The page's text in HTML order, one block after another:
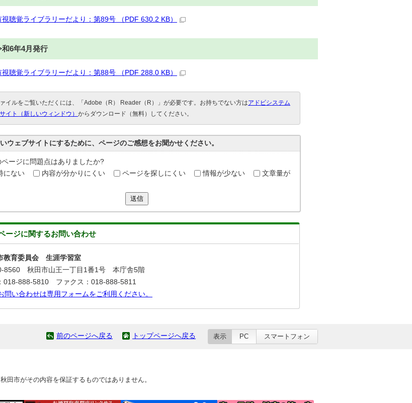
視聴覚ライブラリーだより：第89号 （PDF 630.2 KB）
6年4月発行
視聴覚ライブラリーだより：第88号 （PDF 288.0 KB）
イルをご覧いただくには、「Adobe（R） Reader（R）」が必要です。お持ちでない方はアドビシステム
イト（新しいウィンドウ） からダウンロード（無料）してください。
ウェブサイトにするために、ページのご感想をお聞かせください。
ページに問題点はありましたか?
にない
内容が分かりにくい ページを探しにくい 情報が少ない
文章量が
送信
ージに関するお問い合わせ
教育委員会 生涯学習室
8560 秋田市山王一丁目1番1号 本庁舎5階
018-888-5810 ファクス：018-888-5811
問い合わせは専用フォームをご利用ください。
前のページへ戻る トップページへ戻る 表示 PC スマートフォン
田市がその内容を保証するものではありません。